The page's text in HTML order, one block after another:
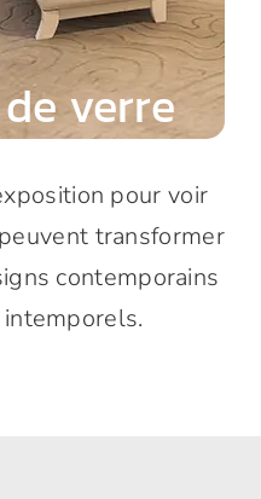
verre
pour voir
transformer
contemporains